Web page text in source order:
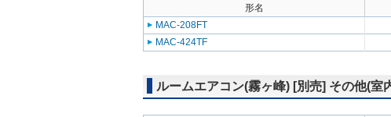
形名
MAC-208FT
MAC-424TF
ルームエアコン(霧ヶ峰) [別売] その他(室